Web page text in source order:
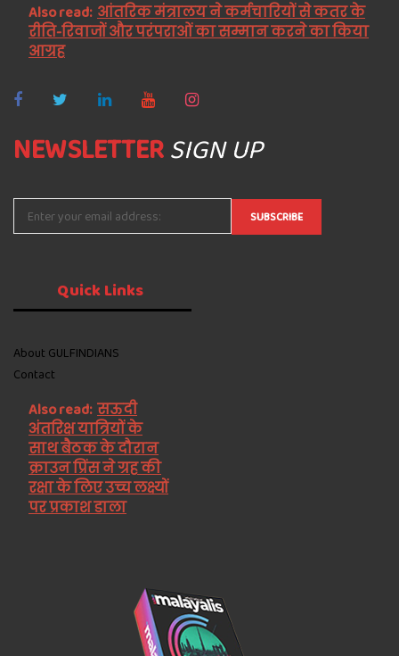
Also read: आंतरिक मंत्रालय ने कर्मचारियों से कतर के
रीति-रिवाजों और परंपराओं का सम्मान करने का किया
आग्रह
NEWSLETTERSIGN UP
QuickLinks
About GULFINDIANS
Contact
Also read: सऊदी
अंतरिक्ष यात्रियों के
साथ बैठक के दौरान
क्राउन प्रिंस ने ग्रह की
रक्षा के लिए उच्च लक्ष्यों
पर प्रकाश डाला